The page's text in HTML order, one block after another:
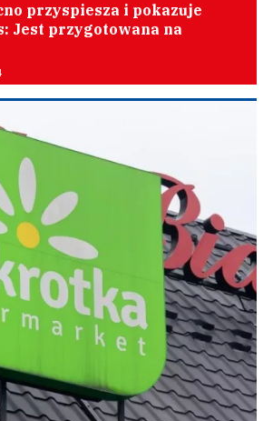
przyspiesza i pokazuje
Jest przygotowana na